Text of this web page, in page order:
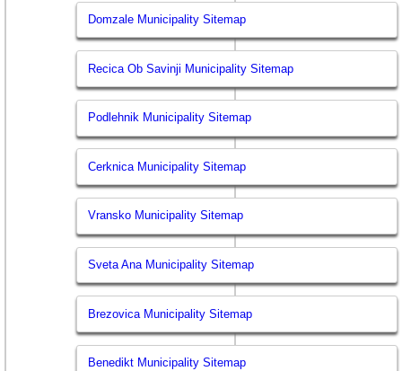
Domzale Municipality Sitemap
Recica Ob Savinji Municipality Sitemap
Podlehnik Municipality Sitemap
Cerknica Municipality Sitemap
Vransko Municipality Sitemap
Sveta Ana Municipality Sitemap
Brezovica Municipality Sitemap
Benedikt Municipality Sitemap